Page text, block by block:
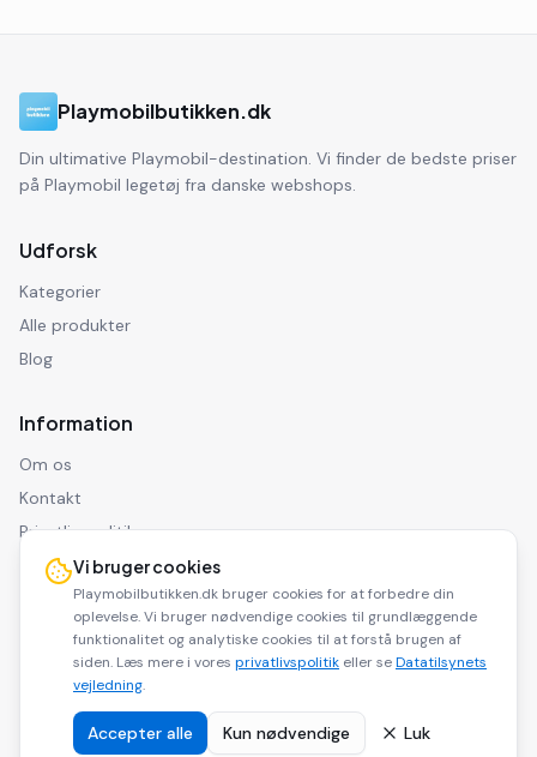
Playmobilbutikken.dk
Din ultimative Playmobil-destination. Vi finder de bedste priser
på Playmobil legetøj fra danske webshops.
Udforsk
Kategorier
Alle produkter
Blog
Information
Om os
Kontakt
Privatlivspolitik
Ansvarsfraskrivelse
Playmobilbutikken.dk. Alle rettigheder forbeholdes.
Playmobilbutikken.dk er en affiliate side og modtager kommission for
køb via vores links.
Dele af indholdet på dette website er udarbejdet med
Vi bruger cookies
Playmobilbutikken.dk bruger cookies for at forbedre din
oplevelse. Vi bruger nødvendige cookies til grundlæggende
funktionalitet og analytiske cookies til at forstå brugen af
siden. Læs mere i vores privatlivspolitik eller seDatatilsynets
vejledning.
Accepter alle Kun nødvendige Luk